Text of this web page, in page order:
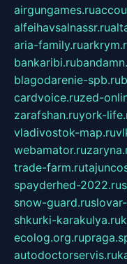
airgungames.ru
alfeihavsalnassr.ru
aria-family.ru
bankaribi.ru
blagodarenie-spb.ru
cardvoice.ruzed-
zarafshan.ruyork-
vladivostok-map.ru
webamator.ru
trade-farm.ru
spayderhed-2022.ru
snow-guard.ru
shkurki-karakulya.ru
ecolog.org.ru
autodoctorservis.ru